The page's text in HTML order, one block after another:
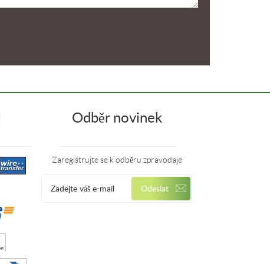
Odběr novinek
Zaregistrujte se k odběru zpravodaje